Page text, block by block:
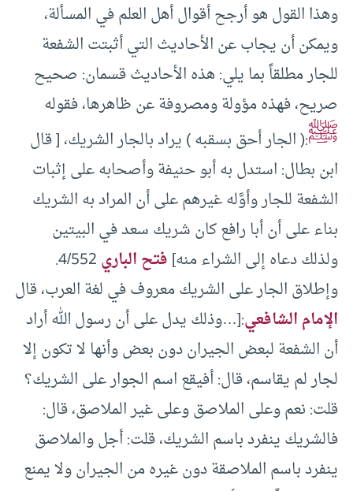
وهذا القول هو أرجح أقوال أهل العلم في المسألة،
ويمكن أن يجاب عن الأحاديث التي أثبتت الشفعة
للجار مطلقاً بما يلي: هذه الأحاديث قسمان: صحيح
صريح، فهذه مؤولة ومصروفة عن ظاهرها، فقوله
ﷺ:( الجار أحق بسقبه ) يراد بالجار الشريك، [ قال
ابن بطال: استدل به أبو حنيفة وأصحابه على إثبات
الشفعة للجار وأوَّله غيرهم على أن المراد به الشريك
بناء على أن أبا رافع كان شريك سعد في البيتين
ولذلك دعاه إلى الشراء منه]فتح الباري
4/552.
وإطلاق الجار على الشريك معروف في لغة العرب، قال
الإمام الشافعي:[…وذلك يدل على أن رسول الله أراد
أن الشفعة لبعض الجيران دون بعض وأنها لا تكون إلا
لجار لم يقاسم، قال: أفيقع اسم الجوار على الشريك؟
قلت: نعم وعلى الملاصق وعلى غير الملاصق، قال:
فالشريك ينفرد باسم الشريك، قلت: أجل والملاصق
ينفرد باسم الملاصقة دون غيره من الجيران ولا يمنع